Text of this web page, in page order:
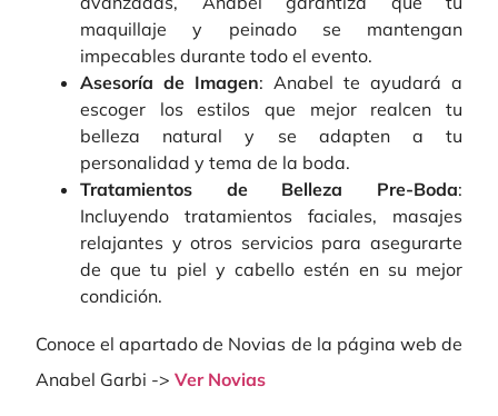
maquillaje y peinado se mantengan
impecables durante todo el evento.
Asesoría de Imagen: Anabel te ayudará a
escoger los estilos que mejor realcen tu
belleza natural y se adapten a tu
personalidad y tema de la boda.
Tratamientos de Belleza Pre-Boda:
Incluyendo tratamientos faciales, masajes
relajantes y otros servicios para asegurarte
de que tu piel y cabello estén en su mejor
condición.
Conoce el apartado de Novias de la página web de
Anabel Garbi -> Ver Novias